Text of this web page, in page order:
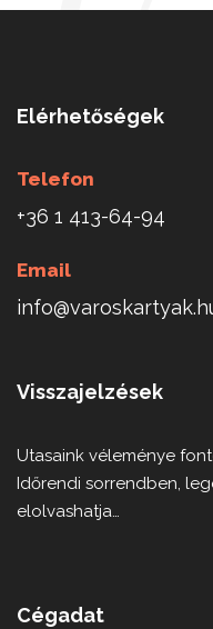
Elérhetőségek
Telefon
+36 1 413-64-94
Email
Visszajelzések
Utasaink véleménye
Időrendi sorrendben,
elolvashatja…
Cégadat